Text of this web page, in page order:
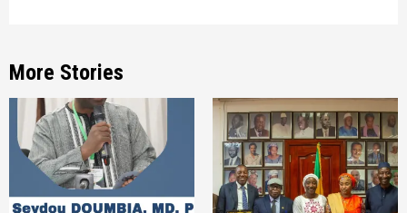
More Stories